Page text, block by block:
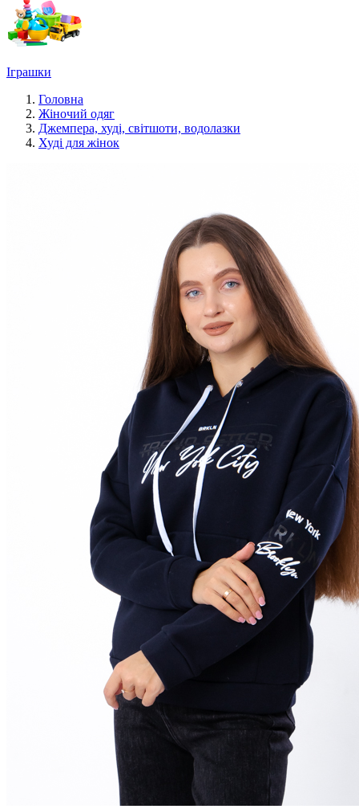
Іграшки
Головна
Жіночий одяг
Джемпера, худі, світшоти, водолазки
Худі для жінок